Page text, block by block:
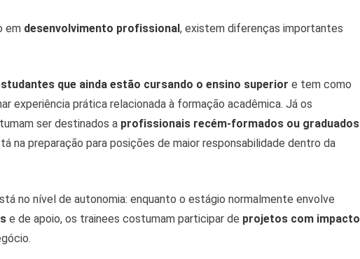
em desenvolvimento profissional, existem diferenças importantes
que ainda estão cursando o ensino superior e tem como
experiência prática relacionada à formação acadêmica. Já os
ser destinados a profissionais recém-formados ou graduados
na preparação para posições de maior responsabilidade dentro da
no nível de autonomia: enquanto o estágio normalmente envolve
e de apoio, os trainees costumam participar de projetos com impacto